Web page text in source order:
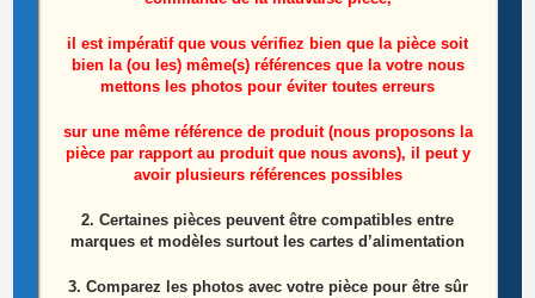
10,00€
Ajouter au panier
il est impératif que vous vérifiez bien que la pièce soit
bien la (ou les) même(s) références que la votre nous
mettons les photos pour éviter toutes erreurs
sur une même référence de produit (nous proposons la
pièce par rapport au produit que nous avons), il peut y
avoir plusieurs références possibles
2. Certaines pièces peuvent être compatibles entre
marques et modèles surtout les cartes d’alimentation
3. Comparez les photos avec votre pièce pour être sûr